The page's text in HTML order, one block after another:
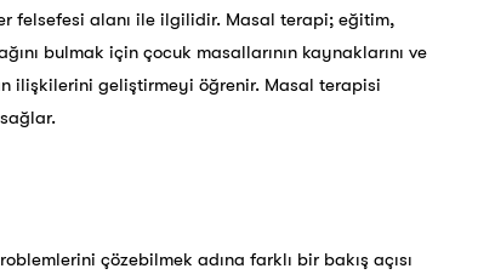
felsefesi alanı ile ilgilidir. Masal terapi; eğitim,
bulmak için çocuk masallarının kaynaklarını ve
ilişkilerini geliştirmeyi öğrenir. Masal terapisi
çözebilmek adına farklı bir bakış açısı